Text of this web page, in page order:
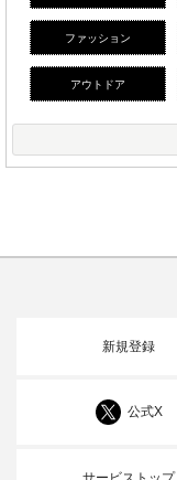
ファッション
アウトドア
新規登録
公式X